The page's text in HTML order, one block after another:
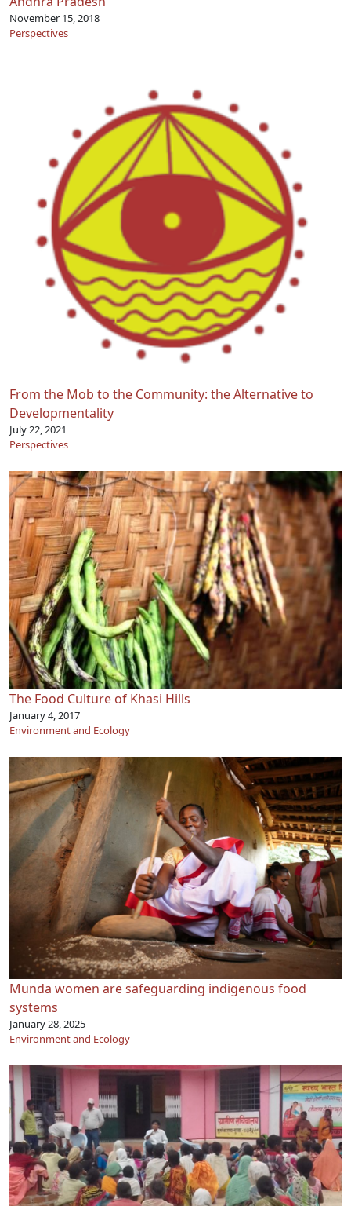
November 15, 2018
Perspectives
From the Mob to the Community: the Alternative to
Developmentality
July 22, 2021
Perspectives
The Food Culture of Khasi Hills
January 4, 2017
Environment and Ecology
Munda women are safeguarding indigenous food
systems
January 28, 2025
Environment and Ecology